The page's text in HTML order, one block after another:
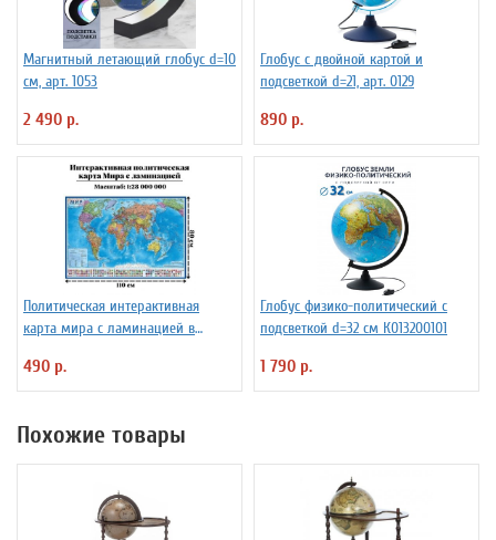
Магнитный летающий глобус d=10
см, арт. 1053
2 490 р.
Глобус с двойной картой и
подсветкой d=21, арт. 0129
890 р.
Политическая интерактивная
карта мира с ламинацией в
490 р.
Глобус физико-политический с
подсветкой d=32 см К013200101
1 790 р.
Похожие товары